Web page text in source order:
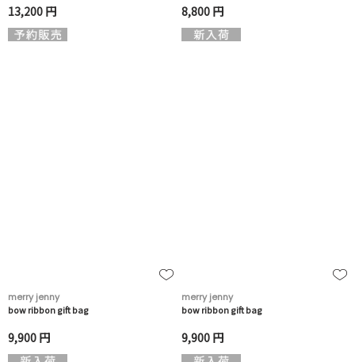
13,200 円 8,800 円
merry jenny
bow ribbon gift bag
9,900 円
merry jenny
bow ribbon gift bag
9,900 円